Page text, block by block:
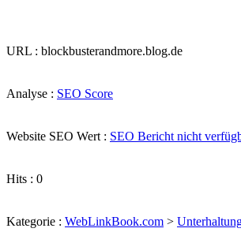
URL : blockbusterandmore.blog.de
Analyse : SEO Score
Website SEO Wert : SEO Bericht nicht
Hits : 0
Kategorie : WebLinkBook.com >